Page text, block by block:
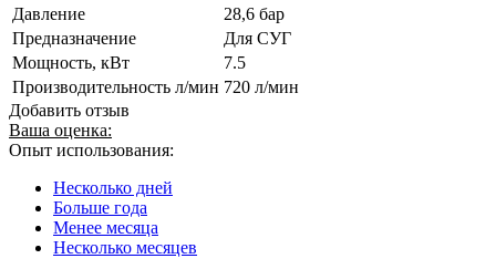
Давление
28,6 бар
Предназначение
Для СУГ
Мощность, кВт
7.5
Производительность л/мин 720 л/мин
Добавить отзыв
Ваша оценка:
Опыт использования:
Несколько дней
Больше года
Менее месяца
Несколько месяцев